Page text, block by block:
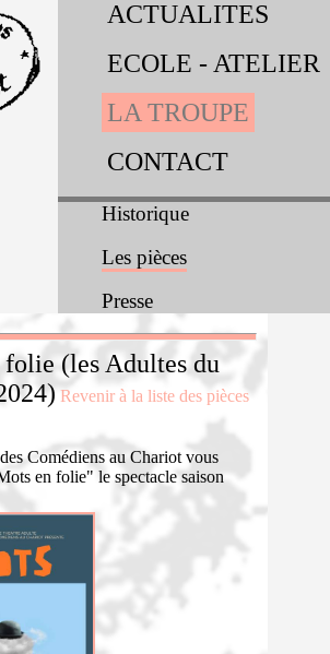
ACTUALITES
ECOLE - ATELIER
LA TROUPE
CONTACT
Historique
Les pièces
Presse
(les Adultes du
Revenir à la liste des pièces
Comédiens au Chariot vous
en folie" le spectacle saison